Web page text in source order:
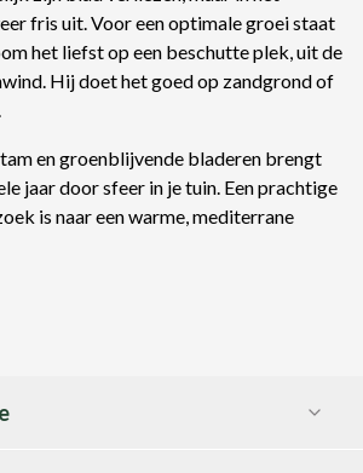
fris uit. Voor een optimale groei staat
het liefst op een beschutte plek, uit de
Hij doet het goed op zandgrond of
en groenblijvende bladeren brengt
jaar door sfeer in je tuin. Een prachtige
is naar een warme, mediterrane